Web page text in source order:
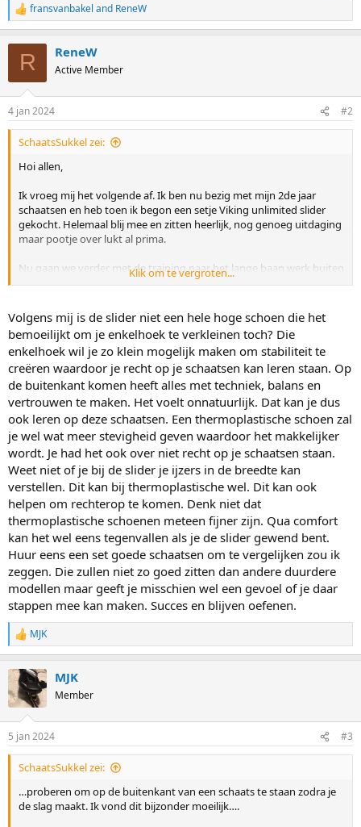
R
e
n
s
:
fransvanbakel and ReneW
R ReneW
Active Member
4 jan 2024 #2
SchaatsSukkel zei:
Hoi allen,
Ik vroeg mij het volgende af. Ik ben nu bezig met mijn 2de jaar
schaatsen en heb toen ik begon een setje Viking unlimited slider
gekocht. Helemaal blij mee en zitten heerlijk, nog genoeg uitdaging
maar pootje over lukt al prima.
Nu gaan we verder met de training naar het lange baan werk buiten
de bocht om. En aan het einde van de training moesten we eens
staan zodra je de slag maakt. Ik vond dit bijzonder moeilijk (lees: dit
lukte voor geen meter) maar nu komt de vraag: is dit een geval
meer balans en oefenen, oefenen en nog eens oefenen of zou een
lager model (klap)schaats met mogelijk meer controle / minder
hoge schoen een betere stap zijn?
Sowieso kan ik nu niet consequent recht op 1 schaats staan dus de
vraag is ook "wil ik niet rennen terwijl je eerst moet leren lopen"
maar ik dacht nooit gevraagd is altijd mis
Klik om te vergroten...
Volgens mij is de slider niet een hele hoge schoen die het
bemoeilijkt om je enkelhoek te verkleinen toch? Die
enkelhoek wil je zo klein mogelijk maken om stabiliteit te
creëren waardoor je recht op je schaatsen kan leren staan. Op
de buitenkant komen heeft alles met techniek, balans en
vertrouwen te maken. Het voelt onnatuurlijk. Dat kan je dus
ook leren op deze schaatsen. Een thermoplastische schoen zal
je wel wat meer stevigheid geven waardoor het makkelijker
wordt. Je had het ook over niet recht op je schaatsen staan.
Weet niet of je bij de slider je ijzers in de breedte kan
verstellen. Dit kan bij thermoplastische wel. Dit kan ook
helpen om rechterop te komen. Denk niet dat
thermoplastische schoenen meteen fijner zijn. Qua comfort
kan het wel eens tegenvallen als je de slider gewend bent.
Huur eens een set goede schaatsen om te vergelijken zou ik
zeggen. Die zullen niet zo goed zitten dan andere duurdere
modellen maar geeft je misschien wel een gevoel of je daar
stappen mee kan maken. Succes en blijven oefenen.
R
e
c
t
i
n
s
:
MJK
MJK
Member
5 jan 2024 #3
SchaatsSukkel zei:
…proberen om op de buitenkant van een schaats te staan zodra je
de slag maakt. Ik vond dit bijzonder moeilijk….